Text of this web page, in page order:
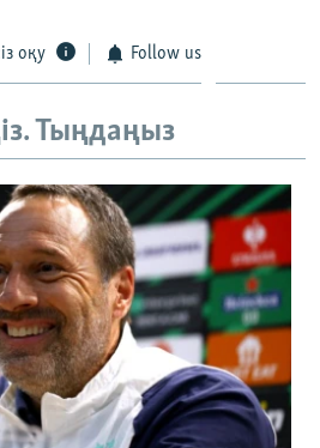
оқу Follow us
Тыңдаңыз